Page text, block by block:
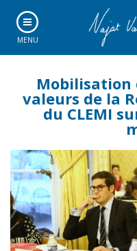
MENU
Mobilisation
valeurs de la
du CLEMI